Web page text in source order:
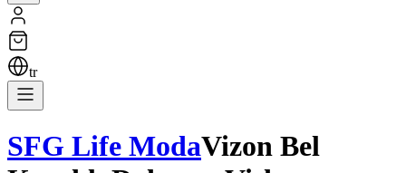
tr
SFG Life ModaVizon Bel